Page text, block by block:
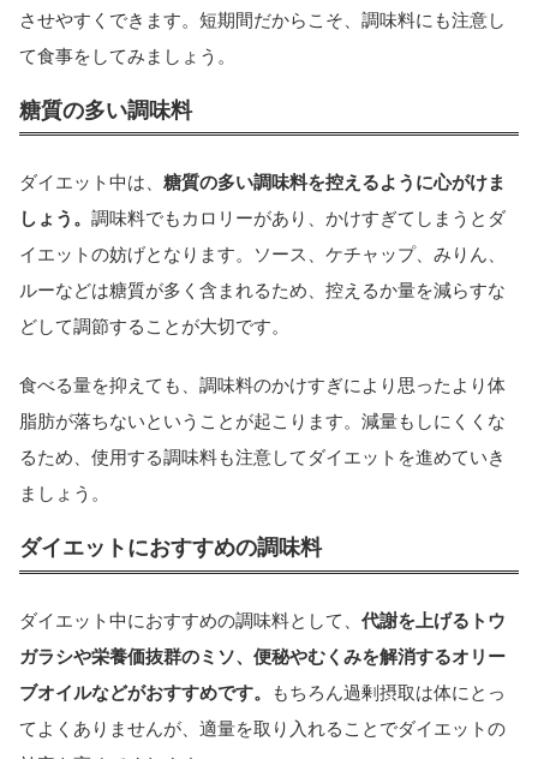
させやすくできます。短期間だからこそ、調味料にも注意し
て食事をしてみましょう。
糖質の多い調味料
ダイエット中は、 糖質の多い調味料を控えるように心がけま
しょう。 調味料でもカロリーがあり、かけすぎてしまうとダ
イエットの妨げとなります。ソース、ケチャップ、みりん、
ルーなどは糖質が多く含まれるため、控えるか量を減らすな
どして調節することが大切です。
食べる量を抑えても、調味料のかけすぎにより思ったより体
脂肪が落ちないということが起こります。減量もしにくくな
るため、使用する調味料も注意してダイエットを進めていき
ましょう。
ダイエットにおすすめの調味料
ダイエット中におすすめの調味料として、 代謝を上げるトウ
ガラシや栄養価抜群のミソ、便秘やむくみを解消するオリー
ブオイルなどがおすすめです。
もちろん過剰摂取は体にとっ
てよくありませんが、適量を取り入れることでダイエットの